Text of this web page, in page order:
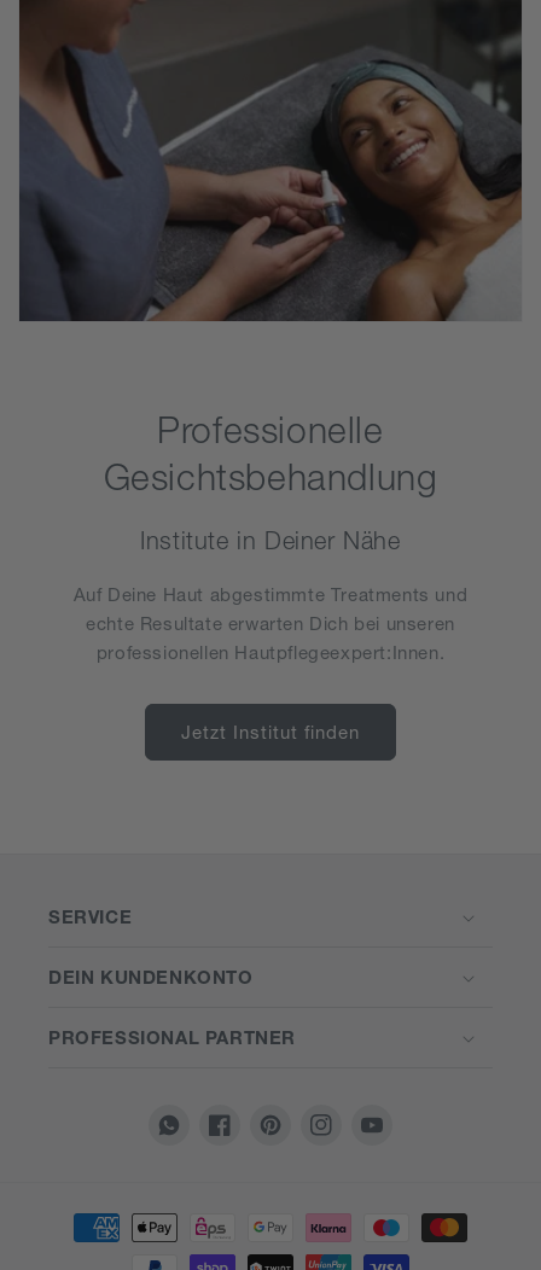
Professionelle
Gesichtsbehandlung
Institute in Deiner Nähe
Auf Deine Haut abgestimmte Treatments und
echte Resultate erwarten Dich bei unseren
professionellen Hautpflegeexpert:Innen.
Jetzt Institut finden
SERVICE
DEIN KUNDENKONTO
PROFESSIONAL PARTNER
TranslationFacebookPinterestInstagramYouTube
Zahlungsmethoden